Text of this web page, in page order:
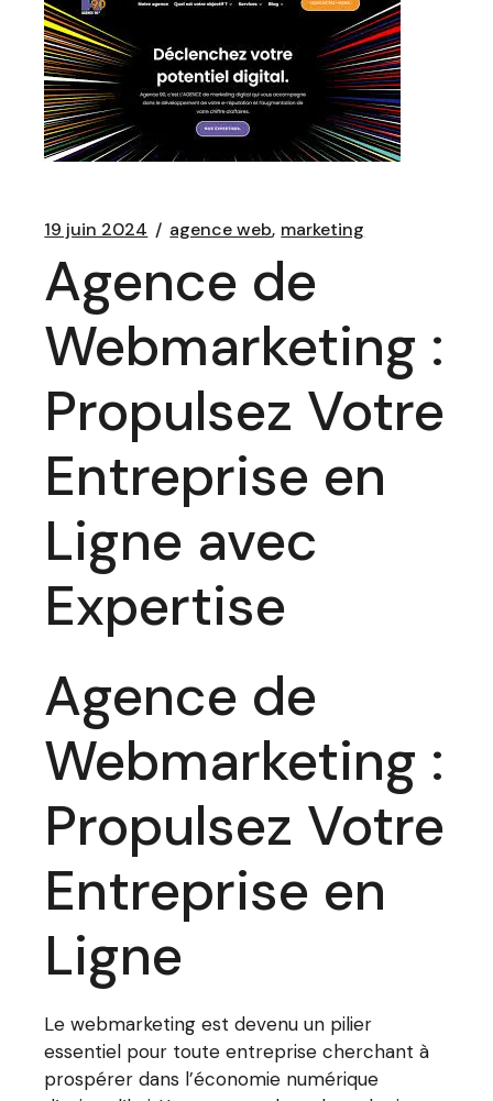
19 juin 2024 agence web marketing
Agence de
Webmarketing :
Propulsez Votre
Entreprise en
Ligne avec
Expertise
Agence de
Webmarketing :
Propulsez Votre
Entreprise en
Ligne
Le webmarketing est devenu un pilier
essentiel pour toute entreprise cherchant à
prospérer dans l’économie numérique